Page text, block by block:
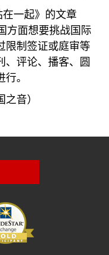
在一起》的文章
方面想要挑战国际
限制签证或庭审等
、评论、播客、圆
。
音）